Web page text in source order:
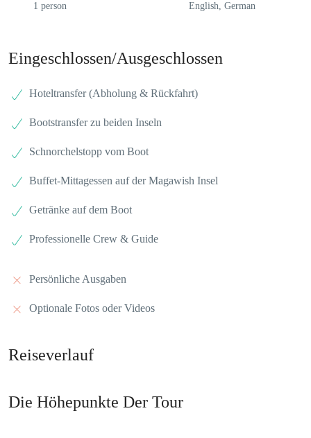
1 person English, German
Eingeschlossen/Ausgeschlossen
Hoteltransfer (Abholung & Rückfahrt)
Bootstransfer zu beiden Inseln
Schnorchelstopp vom Boot
Buffet-Mittagessen auf der Magawish Insel
Getränke auf dem Boot
Professionelle Crew & Guide
Persönliche Ausgaben
Optionale Fotos oder Videos
Reiseverlauf
Die Höhepunkte Der Tour